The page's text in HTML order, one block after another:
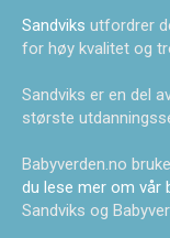
Sandviks utfordrer
for høy kvalitet og
Sandviks er en del
største
Babyverden.no
du lese mer om vår
Sandviks og